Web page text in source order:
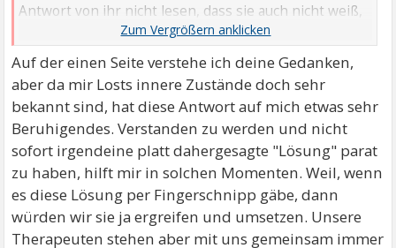
Antwort von ihr nicht lesen, dass sie auch nicht weiß,
worum es sich zu kämpfen und leben lohnt. Ich suche
doch Hilfe bei ihr - und ich vertraue ihr doch. Ich
schreibe ihr, weil ich glaube, dass sie mir helfen kann,
dass sie mich vielleicht gedanklich wieder in eine
Richtung lenkt, in der meine Gedanken heller sind,
nicht?
Auf der einen Seite verstehe ich deine Gedanken,
aber da mir Losts innere Zustände doch sehr
bekannt sind, hat diese Antwort auf mich etwas sehr
Beruhigendes. Verstanden zu werden und nicht
sofort irgendeine platt dahergesagte "Lösung" parat
zu haben, hilft mir in solchen Momenten. Weil, wenn
es diese Lösung per Fingerschnipp gäbe, dann
würden wir sie ja ergreifen und umsetzen. Unsere
Therapeuten stehen aber mit uns gemeinsam immer